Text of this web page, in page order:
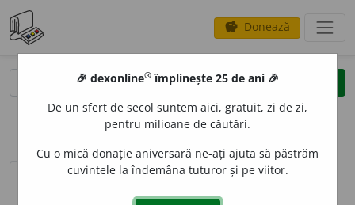
savings Donează
clear
opțiuni
definiții (1)
🎉 dexonline® împlinește 25 de ani 🎉
De un sfert de secol suntem aici, gratuit, zi de zi,
pentru milioane de căutări.
Cu o mică donație aniversară ne-ați ajuta să păstrăm
cuvintele la îndemâna tuturor și pe viitor.